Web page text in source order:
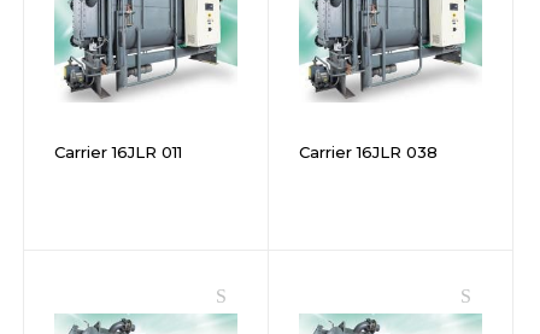
Carrier 16JLR 011 Carrier 16JLR 038